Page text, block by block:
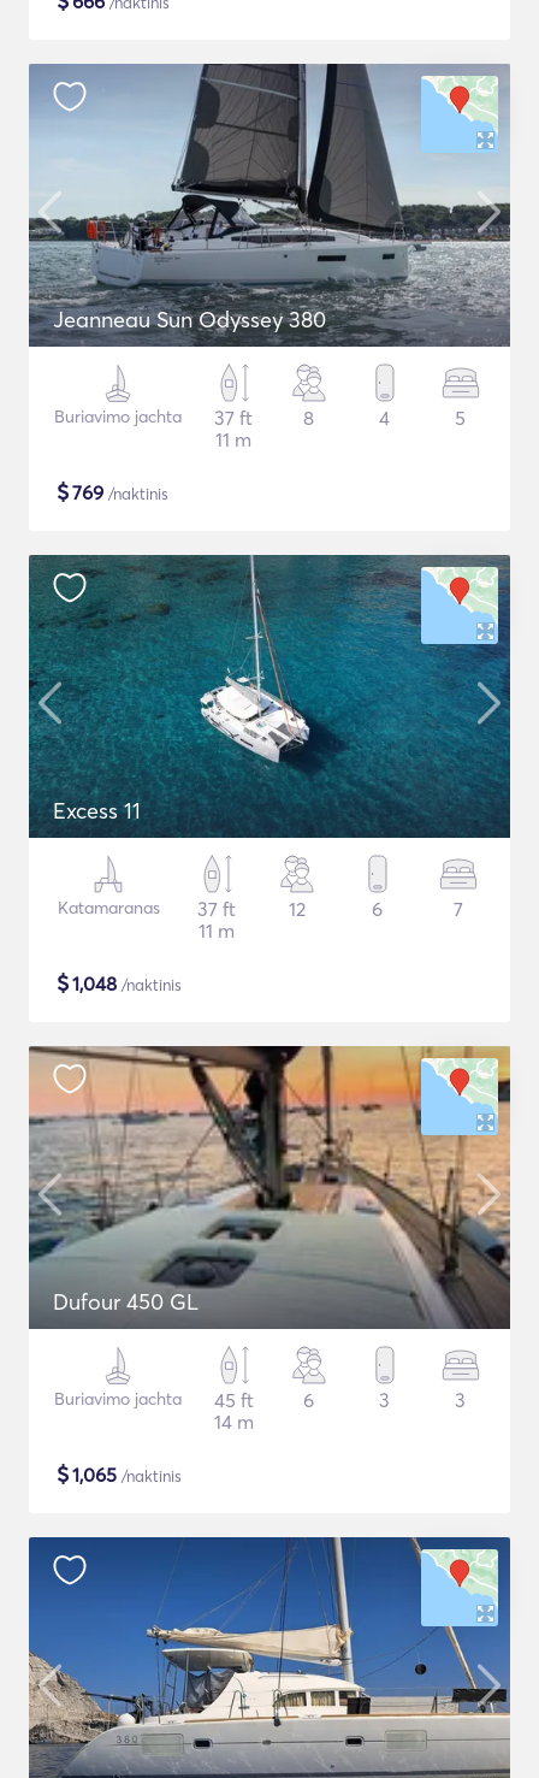
Jeanneau Sun Odyssey 380
Buriavimo jachta
37 ft
11 m
8 4 5
$769 /naktinis
Excess 11
Katamaranas
37 ft
11 m
12 6 7
$1,048 /naktinis
Dufour 450 GL
Buriavimo jachta
45 ft
14 m
6 3 3
$1,065 /naktinis